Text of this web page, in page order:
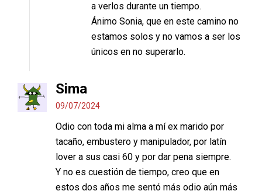
a verlos durante un tiempo.
Ánimo Sonia, que en este camino no
estamos solos y no vamos a ser los
únicos en no superarlo.
Sima
09/07/2024
Odio con toda mi alma a mí ex marido por
tacaño, embustero y manipulador, por latín
lover a sus casi 60 y por dar pena siempre.
Y no es cuestión de tiempo, creo que en
estos dos años me sentó más odio aún más